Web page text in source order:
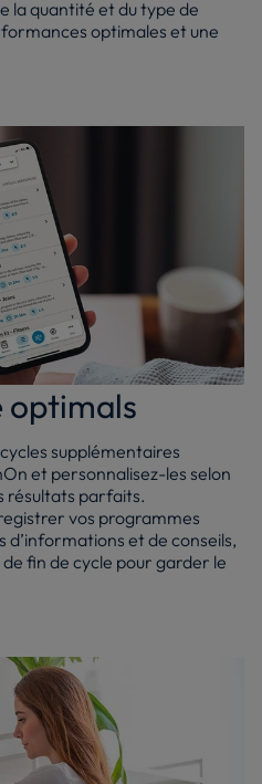
la quantité et du type de
optimales et une
optimals
supplémentaires
et personnalisez-les selon
résultats parfaits.
vos programmes
et de conseils,
fin de cycle pour garder le